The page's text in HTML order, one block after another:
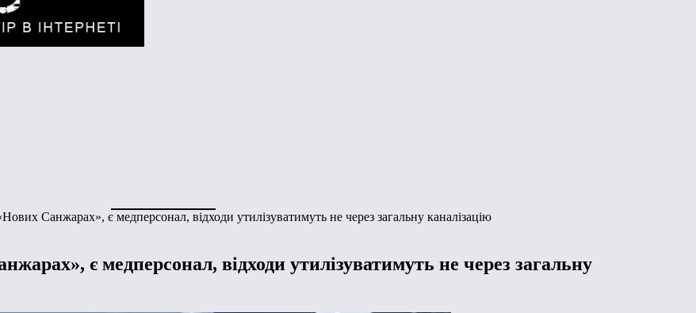
Санжарах», є медперсонал, відходи утилізуватимуть не через загальну каналізацію
є медперсонал, відходи утилізуватимуть не через загальну